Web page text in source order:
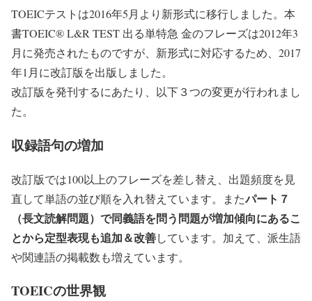
TOEICテストは2016年5月より新形式に移行しました。本
書TOEIC® L&R TEST 出る単特急 金のフレーズは2012年3
月に発売されたものですが、新形式に対応するため、2017
年1月に改訂版を出版しました。
改訂版を発刊するにあたり、以下３つの変更が行われまし
た。
収録語句の増加
改訂版では100以上のフレーズを差し替え、出題頻度を見
直して単語の並び順を入れ替えています。またパート７
（長文読解問題）で同義語を問う問題が増加傾向にあるこ
とから定型表現も追加＆改善しています。加えて、派生語
や関連語の掲載数も増えています。
TOEICの世界観